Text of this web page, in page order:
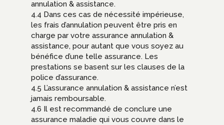
annulation & assistance.
4.4 Dans ces cas de nécessité impérieuse,
les frais d’annulation peuvent être pris en
charge par votre assurance annulation &
assistance, pour autant que vous soyez au
bénéfice d’une telle assurance. Les
prestations se basent sur les clauses de la
police d’assurance.
4.5 L’assurance annulation & assistance n’est
jamais remboursable.
4.6 Il est recommandé de conclure une
assurance maladie qui vous couvre dans le